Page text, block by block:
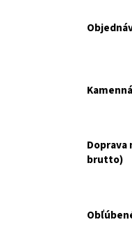
Doprava
brutto)